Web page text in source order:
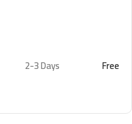
2-3 Days Free